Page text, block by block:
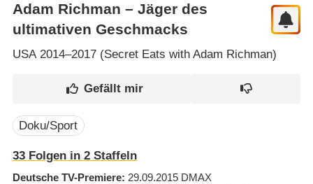
Adam Richman – Jäger des
ultimativen Geschmacks
USA2014–2017 (Secret Eats with Adam Richman)
Doku/Sport
33Folgen in 2Staffeln
Deutsche TV-Premiere 29.09.2015 DMAX